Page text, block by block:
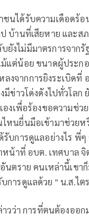
นได้รับความเดือดร้อ
บ้านที่เสียหาย และส
ยังไม่มีมาตรการจาก
ม้แต่น้อย ขนาดผู้ประก
งจากการยิงระเบิดที่
มีข่าวโด่งดังไปทั่วโลก
องเพื่อร้องขอความช่ว
หนยื่นมือเข้ามาช่วยห
รับการดูแลอย่างไร พี่
น้าที่ อบต. เทศบาล จิ
นตราย คนเหล่านี้เขา
การดูแลด้วย " น.ส.ไต
วว่า การที่ตนต้องออก